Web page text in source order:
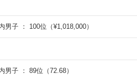
男子 ： 100位（¥1,018,000）
男子 ： 89位（72.68）